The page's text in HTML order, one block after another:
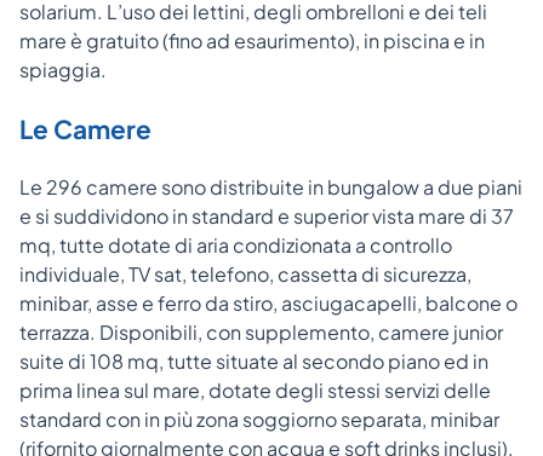
solarium. L’uso dei lettini, degli ombrelloni e dei teli
mare è gratuito (fino ad esaurimento), in piscina e in
spiaggia.
Le Camere
Le 296 camere sono distribuite in bungalow a due piani
e si suddividono in standard e superior vista mare di 37
mq, tutte dotate di aria condizionata a controllo
individuale, TV sat, telefono, cassetta di sicurezza,
minibar, asse e ferro da stiro, asciugacapelli, balcone o
terrazza. Disponibili, con supplemento, camere junior
suite di 108 mq, tutte situate al secondo piano ed in
prima linea sul mare, dotate degli stessi servizi delle
standard con in più zona soggiorno separata, minibar
(rifornito giornalmente con acqua e soft drinks inclusi),